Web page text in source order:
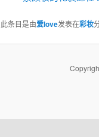
此条目是由爱love发表在彩妆